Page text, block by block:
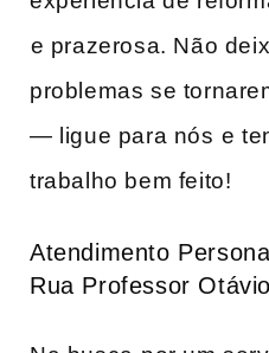
⁤e ‌prazerosa. Não
problemas se
— ligue para ​nós ⁣e
trabalho bem​ feito!
Atendimento
Rua Professor